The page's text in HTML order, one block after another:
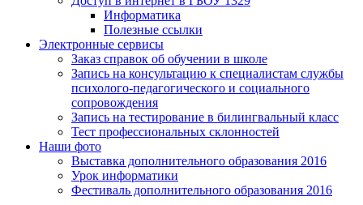
Информатика
Полезные ссылки
Электронные сервисы
Заказ справок об обучении в школе
Запись на консультацию к специалистам службы
психолого-педагогического и социального
сопровождения
Запись на тестирование в билингвальный класс
Тест профессиональных склонностей
Наши фото
Выставка дополнительного образования 2016
Урок информатики
Фестиваль дополнительного образования 2016